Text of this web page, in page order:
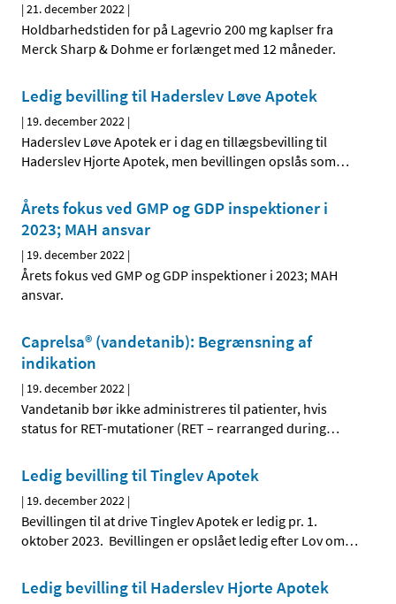
|21. december 2022 |
Holdbarhedstiden for på Lagevrio 200 mg kaplser fra
Merck Sharp & Dohme er forlænget med 12 måneder.
Ledig bevilling til Haderslev Løve Apotek
| 19. december 2022 |
Haderslev Løve Apotek er i dag en tillægsbevilling til
Haderslev Hjorte Apotek, men bevillingen opslås som…
Årets fokus ved GMP og GDP inspektioner i
2023; MAH ansvar
| 19. december 2022 |
Årets fokus ved GMP og GDP inspektioner i 2023; MAH
ansvar.
Caprelsa® (vandetanib): Begrænsning af
indikation
| 19. december 2022 |
Vandetanib bør ikke administreres til patienter, hvis
status for RET-mutationer (RET – rearranged during…
Ledig bevilling til Tinglev Apotek
| 19. december 2022 |
Bevillingen til at drive Tinglev Apotek er ledig pr. 1.
oktober 2023. Bevillingen er opslået ledig efter Lov om…
Ledig bevilling til Haderslev Hjorte Apotek